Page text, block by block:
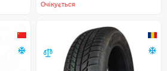
Очікується